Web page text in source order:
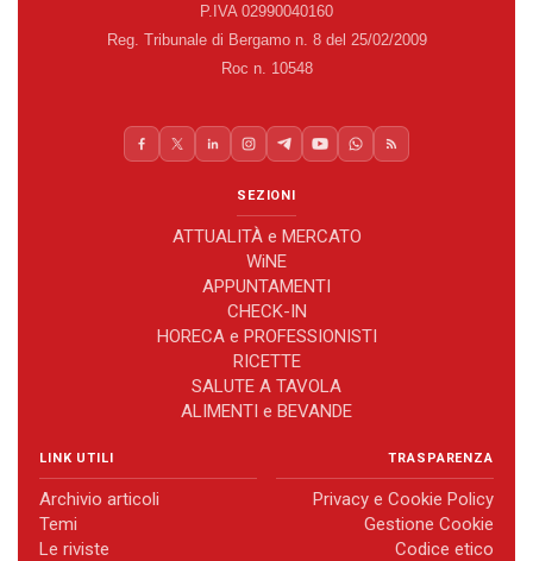
P.IVA 02990040160
Reg. Tribunale di Bergamo n. 8 del 25/02/2009
Roc n. 10548
SEZIONI
ATTUALITÀ e MERCATO
WiNE
APPUNTAMENTI
CHECK-IN
HORECA e PROFESSIONISTI
RICETTE
SALUTE A TAVOLA
ALIMENTI e BEVANDE
LINK UTILI
Archivio articoli
Temi
Le riviste
TRASPARENZA
Privacy e Cookie Policy
Gestione Cookie
Codice etico